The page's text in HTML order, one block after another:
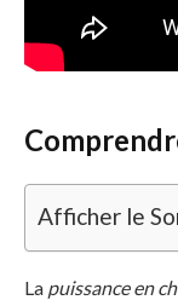
Afficher le
La puissance en